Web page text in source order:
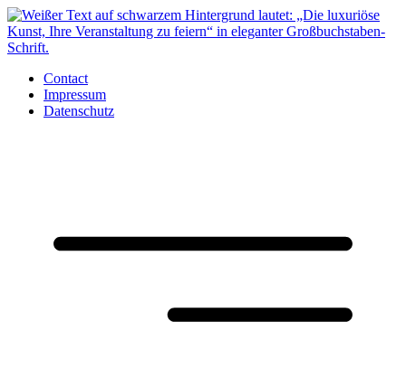
Zum
Inhalt
springen
Contact
Impressum
Datenschutz